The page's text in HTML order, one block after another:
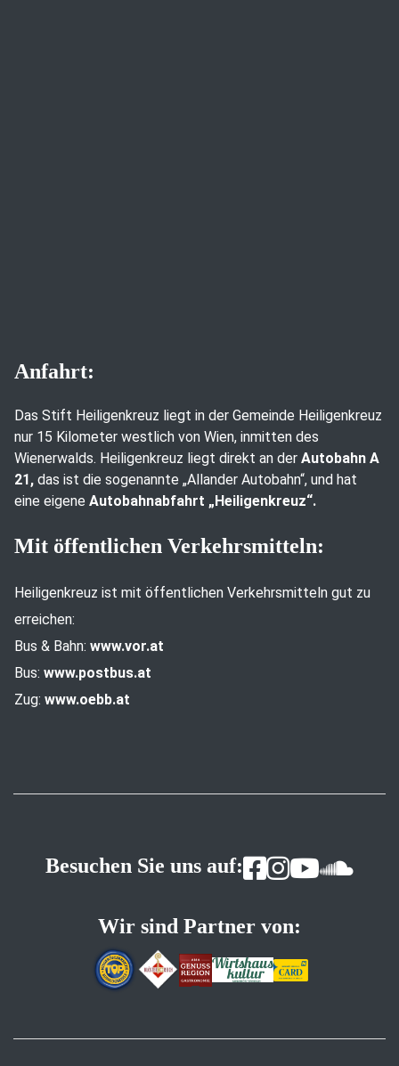
Anfahrt:
Das Stift Heiligenkreuz liegt in der Gemeinde Heiligenkreuz
nur 15 Kilometer westlich von Wien, inmitten des
Wienerwalds. Heiligenkreuz liegt direkt an der Autobahn A
21, das ist die sogenannte „Allander Autobahn“, und hat
eine eigene Autobahnabfahrt „Heiligenkreuz“.
Mit öffentlichen Verkehrsmitteln:
Heiligenkreuz ist mit öffentlichen Verkehrsmitteln gut zu
erreichen:
Bus & Bahn: www.vor.at
Bus: www.postbus.at
Zug: www.oebb.at
Besuchen Sie uns auf:
Wir sind Partner von: